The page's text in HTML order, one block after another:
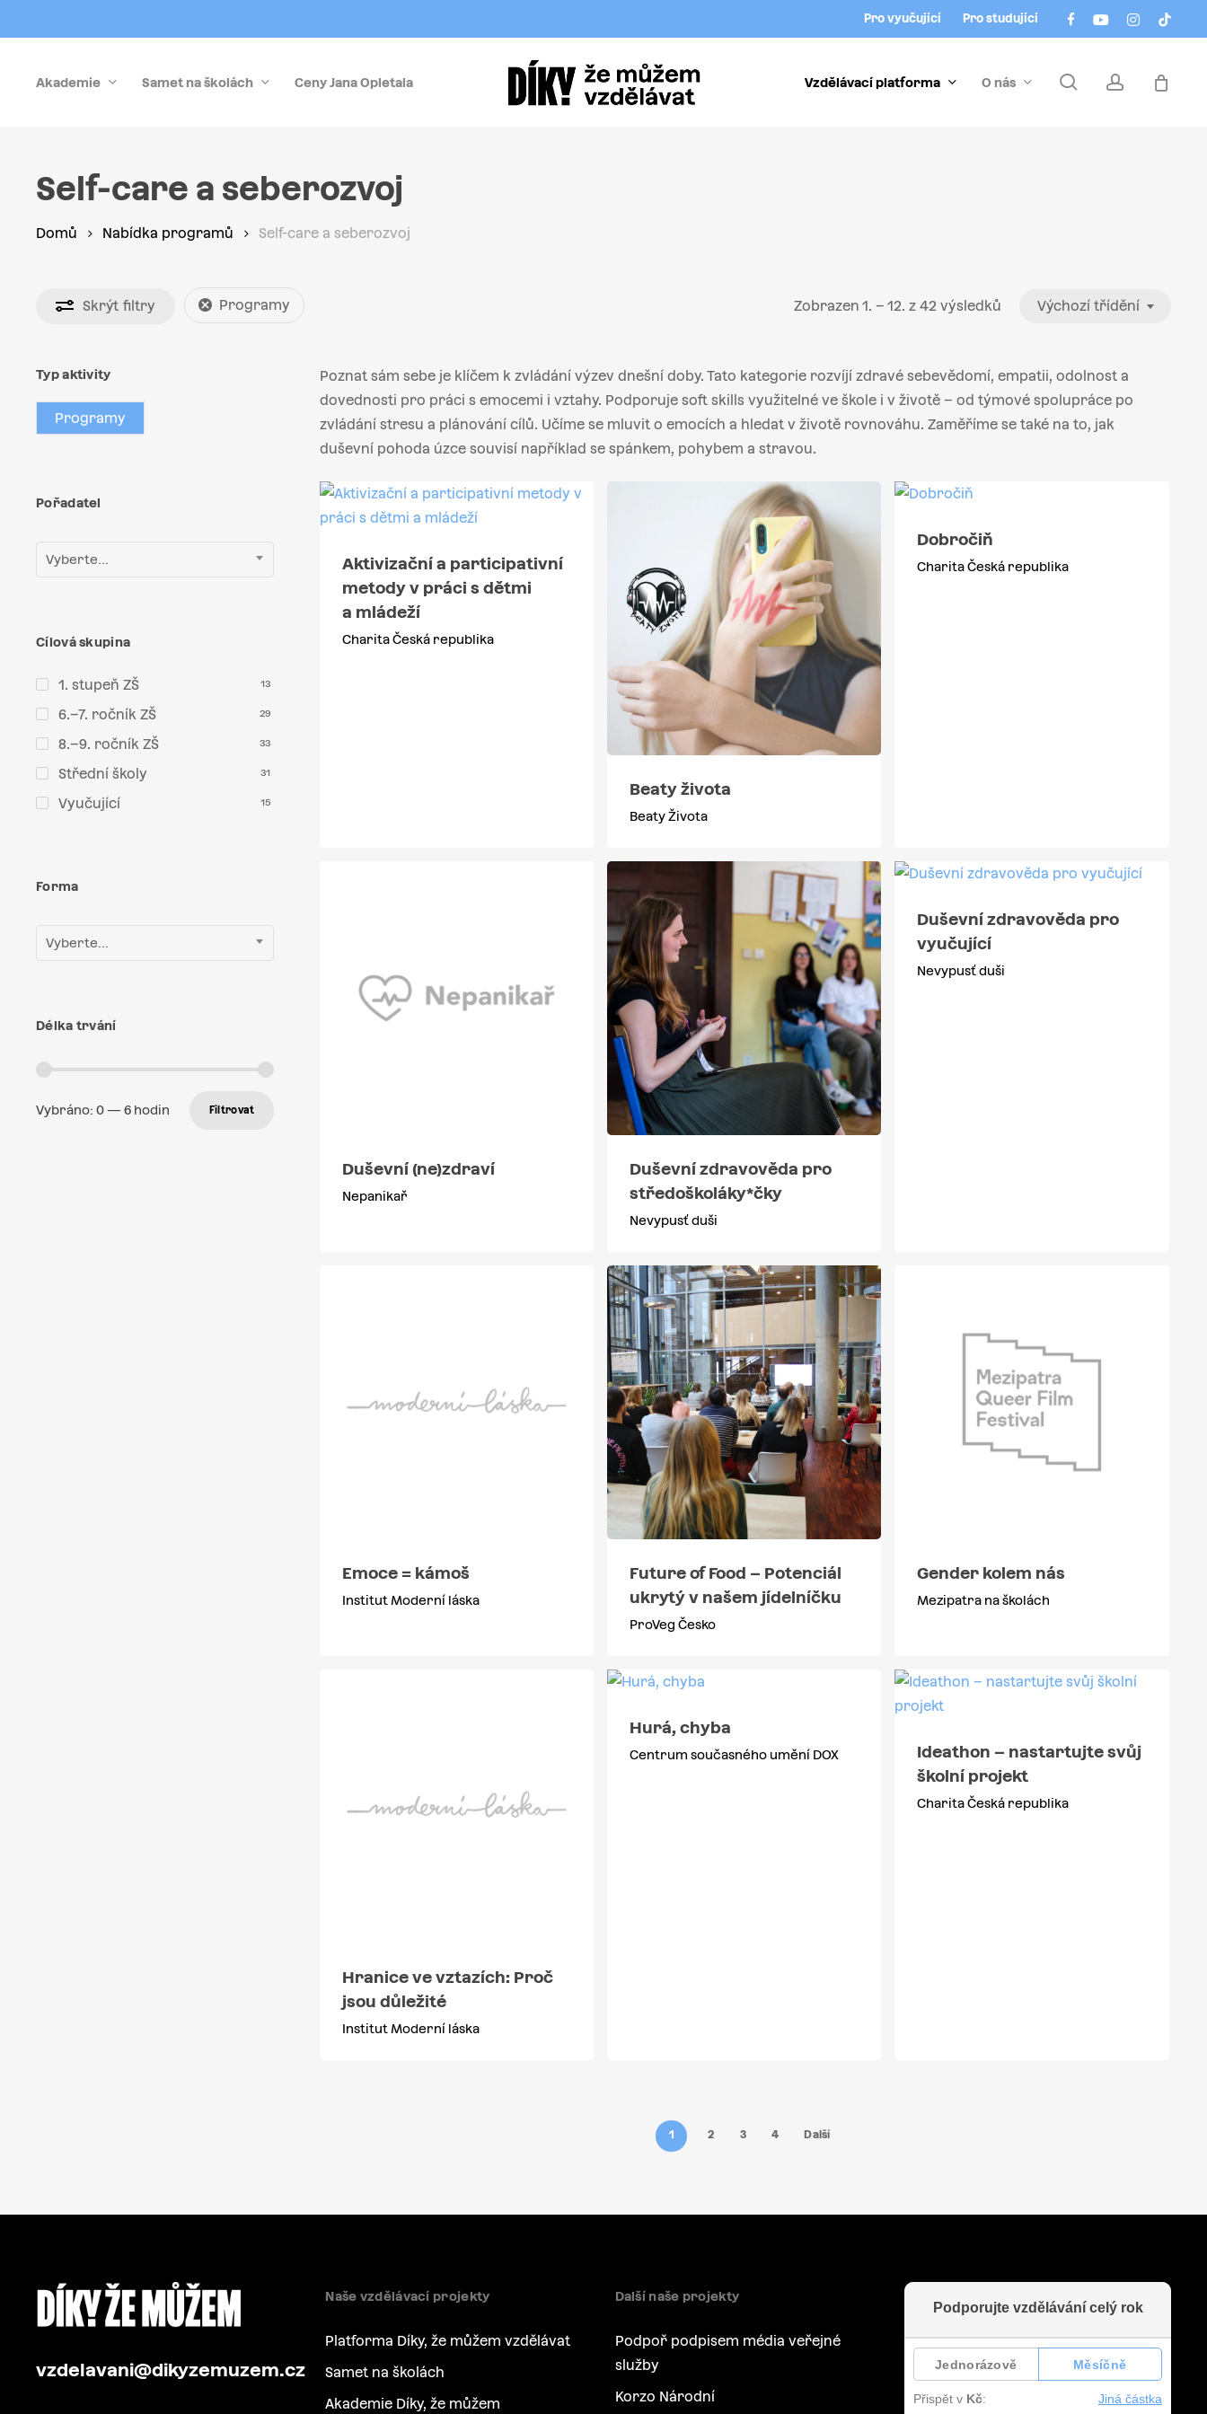
to
content
facebookyoutubeinstagram
tiktok
Pro vyučující Pro studující
Akademie Samet na školách Ceny Jana Opletala Vzdělávací platforma O nás searchaccount
Self-care a seberozvoj
Domů Nabídka programů Self-care a seberozvoj
Skrýt filtry Programy Zobrazen 1. – 12. z 42 výsledků Výchozí třídění
Typ aktivity
Programy
Pořadatel
Vyberte...
Cílová skupina
1. stupeň ZŠ 13
6.–7. ročník ZŠ 29
8.–9. ročník ZŠ 33
Střední školy 31
Vyučující 15
Forma
Vyberte...
Délka trvání
Vybráno: 0— 6 hodin Filtrovat
Poznat sám sebe je klíčem k zvládání výzev dnešní doby. Tato kategorie rozvíjí zdravé sebevědomí, empatii, odolnost a
dovednosti pro práci s emocemi i vztahy. Podporuje soft skills využitelné ve škole i v životě – od týmové spolupráce po
zvládání stresu a plánování cílů. Učíme se mluvit o emocích a hledat v životě rovnováhu. Zaměříme se také na to, jak
duševní pohoda úzce souvisí například se spánkem, pohybem a stravou.
Aktivizační a participativní
metody v práci s dětmi
a mládeží
Charita Česká republika
Beaty života
Beaty Života
Dobročiň
Charita Česká republika
Duševní (ne)zdraví
Nepanikař
Duševní zdravověda pro
středoškoláky*čky
Nevypusť duši
Duševní zdravověda pro
vyučující
Nevypusť duši
Emoce = kámoš
Institut Moderní láska
Future of Food – Potenciál
ukrytý v našem jídelníčku
ProVeg Česko
Gender kolem nás
Mezipatra na školách
Hranice ve vztazích: Proč
jsou důležité
Institut Moderní láska
Hurá, chyba
Centrum současného umění DOX
Ideathon – nastartujte svůj
školní projekt
Charita Česká republika
1 2 3 4 Další
vzdelavani@dikyzemuzem.cz
Naše vzdělávací projekty
Platforma Díky, že můžem vzdělávat
Samet na školách
Akademie Díky, že můžem
Další naše projekty
Podpoř podpisem média veřejné
služby
Korzo Národní
Menu